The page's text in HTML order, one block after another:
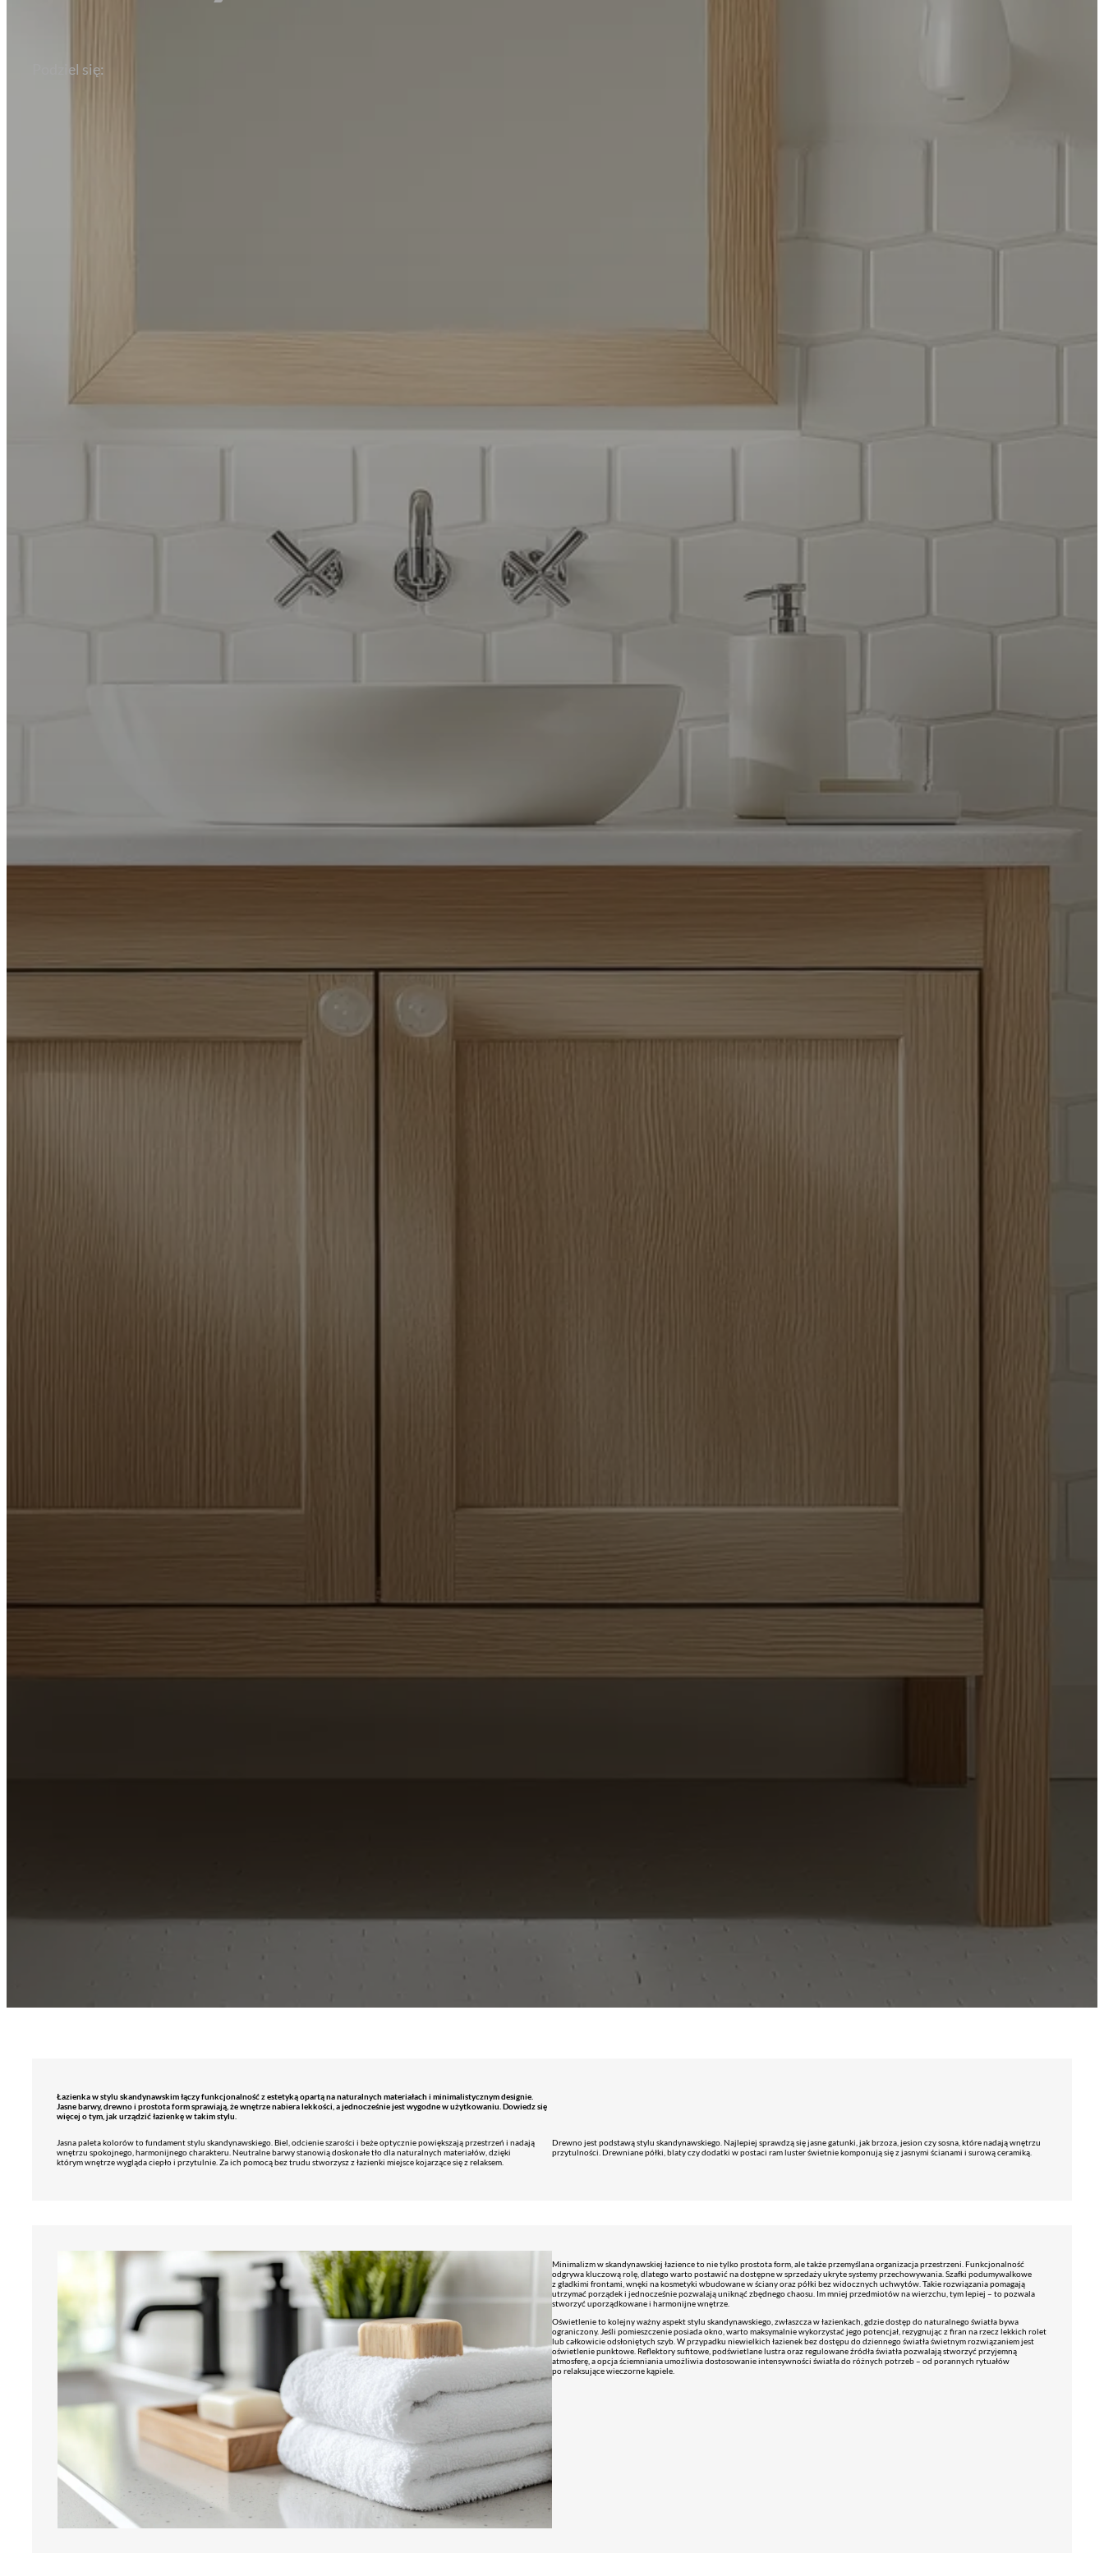
Podziel się:
Łazienka w stylu skandynawskim łączy funkcjonalność z estetyką opartą na naturalnych materiałach i minimalistycznym designie.
Jasne barwy, drewno i prostota form sprawiają, że wnętrze nabiera lekkości, a jednocześnie jest wygodne w użytkowaniu. Dowiedz się
więcej o tym, jak urządzić łazienkę w takim stylu.
Jasna paleta kolorów to fundament stylu skandynawskiego. Biel, odcienie szarości i beże optycznie powiększają przestrzeń i nadają
wnętrzu spokojnego, harmonijnego charakteru. Neutralne barwy stanowią doskonałe tło dla naturalnych materiałów, dzięki
którym wnętrze wygląda ciepło i przytulnie. Za ich pomocą bez trudu stworzysz z łazienki miejsce kojarzące się z relaksem.
Drewno jest podstawą stylu skandynawskiego. Najlepiej sprawdzą się jasne gatunki, jak brzoza, jesion czy sosna, które nadają wnętrzu
przytulności. Drewniane półki, blaty czy dodatki w postaci ram luster świetnie komponują się z jasnymi ścianami i surową ceramiką.
Minimalizm w skandynawskiej łazience to nie tylko prostota form, ale także przemyślana organizacja przestrzeni. Funkcjonalność
odgrywa kluczową rolę, dlatego warto postawić na dostępne w sprzedaży ukryte systemy przechowywania. Szafki podumywalkowe
z gładkimi frontami, wnęki na kosmetyki wbudowane w ściany oraz półki bez widocznych uchwytów. Takie rozwiązania pomagają
utrzymać porządek i jednocześnie pozwalają uniknąć zbędnego chaosu. Im mniej przedmiotów na wierzchu, tym lepiej – to pozwala
stworzyć uporządkowane i harmonijne wnętrze.
Oświetlenie to kolejny ważny aspekt stylu skandynawskiego, zwłaszcza w łazienkach, gdzie dostęp do naturalnego światła bywa
ograniczony. Jeśli pomieszczenie posiada okno, warto maksymalnie wykorzystać jego potencjał, rezygnując z firan na rzecz lekkich rolet
lub całkowicie odsłoniętych szyb. W przypadku niewielkich łazienek bez dostępu do dziennego światła świetnym rozwiązaniem jest
oświetlenie punktowe. Reflektory sufitowe, podświetlane lustra oraz regulowane źródła światła pozwalają stworzyć przyjemną
atmosferę, a opcja ściemniania umożliwia dostosowanie intensywności światła do różnych potrzeb – od porannych rytuałów
po relaksujące wieczorne kąpiele.